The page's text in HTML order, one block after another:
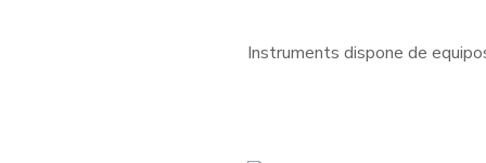
Instruments dispone de